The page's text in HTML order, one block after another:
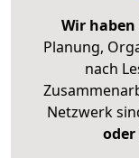
Wir
Planung,
nach
Netzwerk